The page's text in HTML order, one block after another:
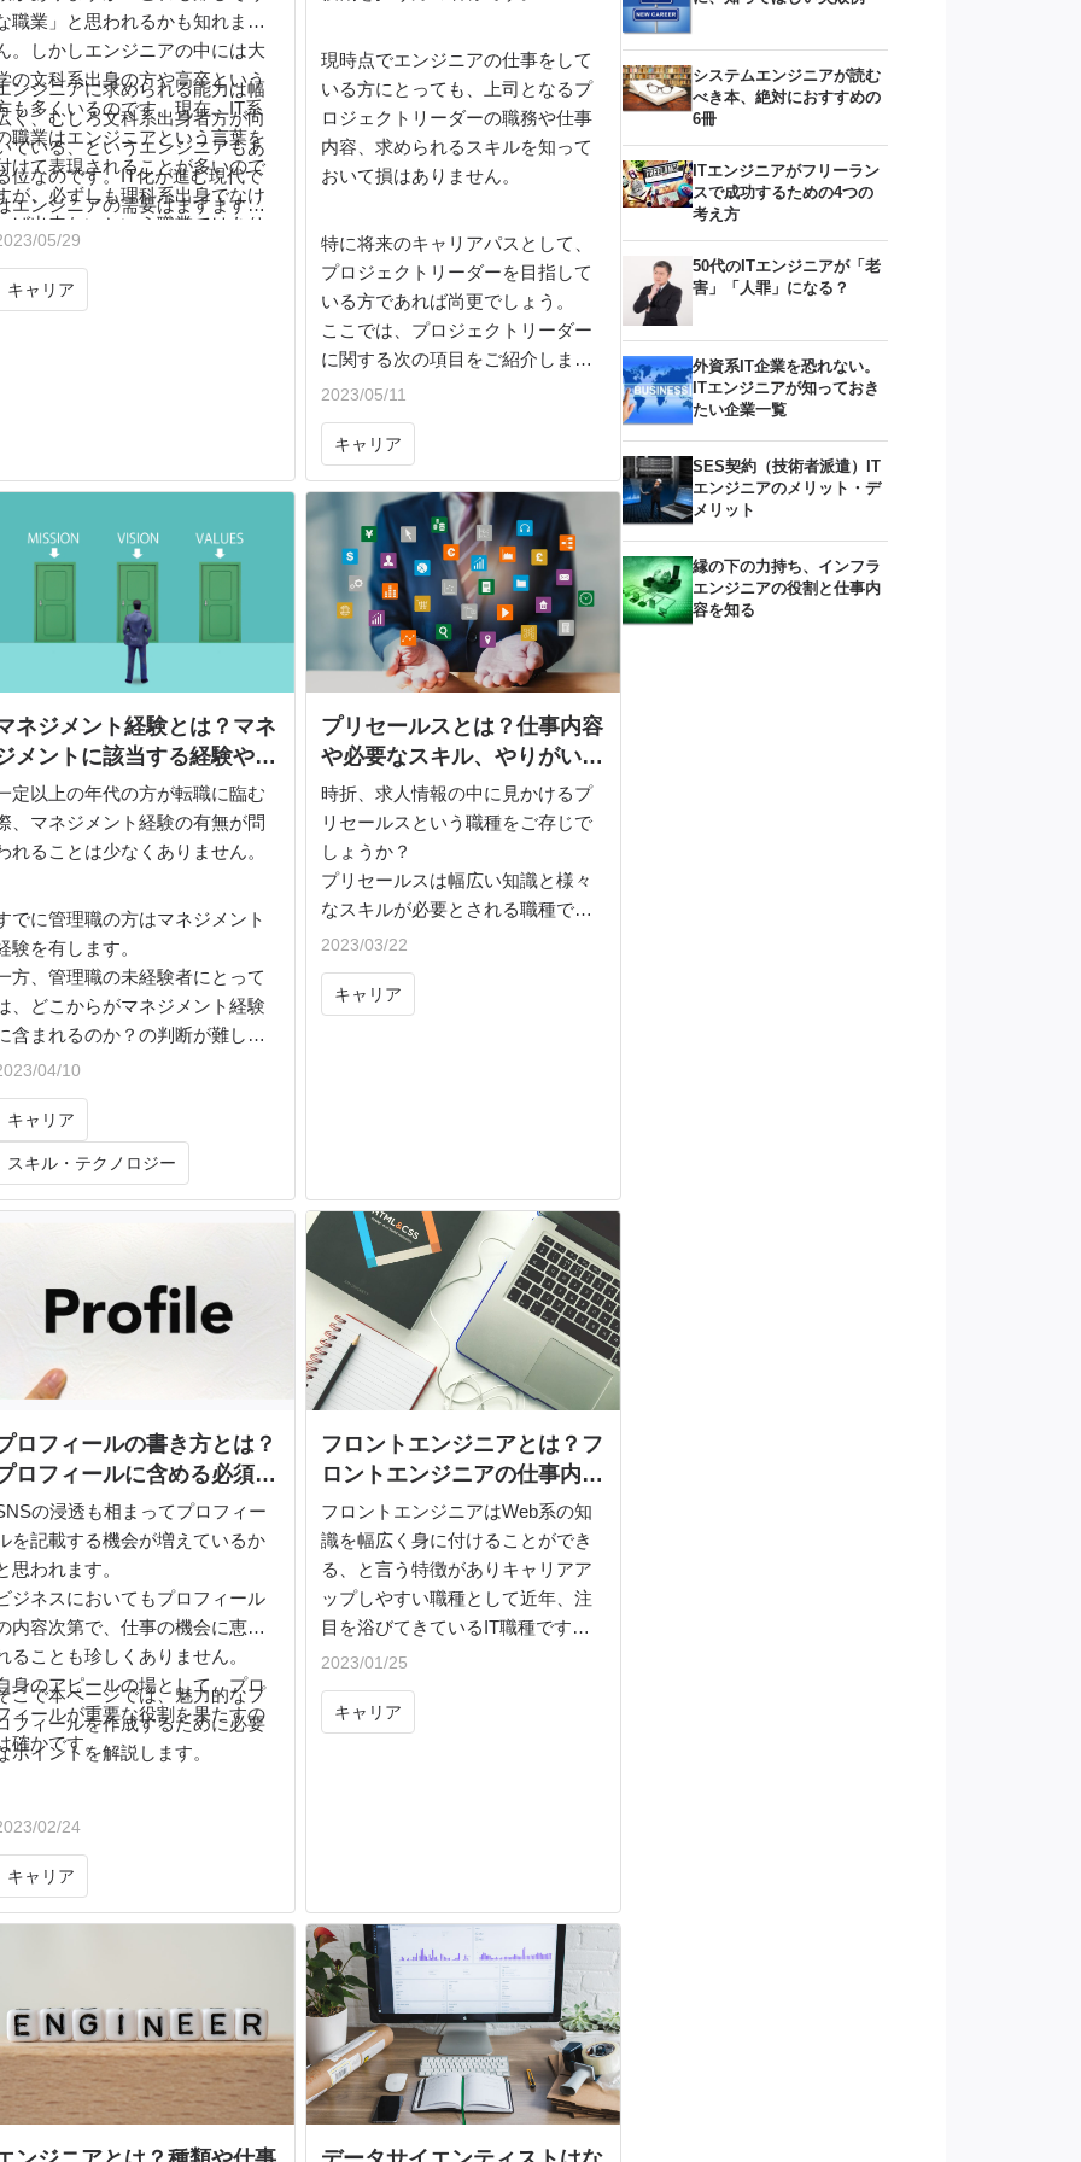
職業」と思われるかも知れませ
。しかしエンジニアの中には大
の文科系出身の方や高卒という
も多くいるのです。現在、IT系
職業はエンジニアという言葉を
けて表現されることが多いので
が、必ずしも理科系出身でなけ
ば出来ないという職業ではあり
ンジニアに求められる能力は幅
く、むしろ文科系出身者方が向
ている、というエンジニアもあ
位なのです。IT化が進む現代で
エンジニアの需要はますます高
っており将来性の高い職業でも
ります。
こで、ここではエンジニアの種
05/29
キャリア
現時点でエンジニアの仕事をして
いる方にとっても、上司となるプ
ロジェクトリーダーの職務や仕事
内容、求められるスキルを知って
おいて損はありません。
特に将来のキャリアパスとして、
プロジェクトリーダーを目指して
いる方であれば尚更でしょう。
ここでは、プロジェクトリーダー
に関する次の項目をご紹介しま
す。
2023/05/11
キャリア
ネジメント経験とは？マネ
メントに該当する経験や職
経歴書への例文まで解説
定以上の年代の方が転職に臨む
、マネジメント経験の有無が問
れることは少なくありません。
でに管理職の方はマネジメント
験を有します。
方、管理職の未経験者にとって
、どこからがマネジメント経験
含まれるのか？の判断が難しい
も確かです。
04/10
キャリア
スキル・テクノロジー
プリセールスとは？仕事内容
や必要なスキル、やりがい、
将来性まで徹底解説
時折、求人情報の中に見かけるプ
リセールスという職種をご存じで
しょうか？
プリセールスは幅広い知識と様々
なスキルが必要とされる職種で、
相当に高度なIT職種です。
セールスになれる人は決して多く
く解説してみましょう。
2023/03/22
キャリア
ロフィールの書き方とは？
ロフィールに含める必須項
とポイントを例文をもとに
介！
の浸透も相まってプロフィー
を記載する機会が増えているか
思われます。
ジネスにおいてもプロフィール
内容次第で、仕事の機会に恵ま
ることも珍しくありません。
身のアピールの場として、プロ
ィールが重要な役割を果たすの
確かです。
こで本ページでは、魅力的なプ
フィールを作成するために必要
ポイントを解説します。
02/24
キャリア
フロントエンジニアとは？フ
ロントエンジニアの仕事内容
と年収・求められるスキル・
キャリアパス等を解説
フロントエンジニアはWeb系の知
識を幅広く身に付けることができ
る、と言う特徴がありキャリアア
ップしやすい職種として近年、注
目を浴びてきているIT職種です。
ですが具体的に何をするのかイメ
ージしにくく、まだ決して認知度
が高いとは言えません。そこでフ
2023/01/25
キャリア
システムエンジニアが読む
べき本、絶対におすすめの
6冊
ITエンジニアがフリーラン
スで成功するための4つの
考え方
50代のITエンジニアが「老
害」「人罪」になる？
外資系IT企業を恐れない。
ITエンジニアが知っておき
たい企業一覧
SES契約（技術者派遣）IT
エンジニアのメリット・デ
メリット
縁の下の力持ち、インフラ
エンジニアの役割と仕事内
容を知る